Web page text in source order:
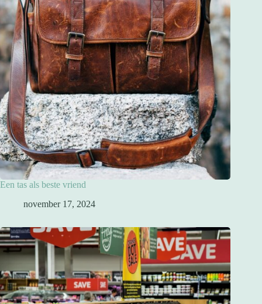
Een tas als beste vriend
november 17, 2024